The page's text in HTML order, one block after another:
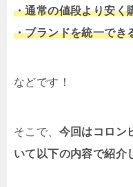
・通常の値段より安く
・ブランドを統一でき
などです！
そこで、 今回はコロン
いて以下の内容で紹介